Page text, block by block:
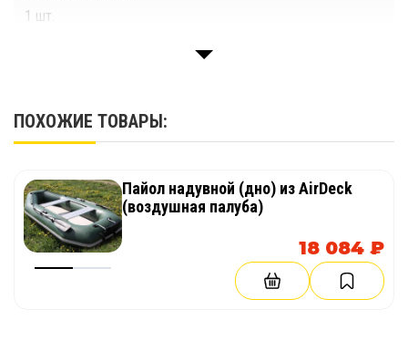
1 шт.
ПОХОЖИЕ ТОВАРЫ:
Пайол надувной (дно) из AirDeck
(воздушная палуба)
18 084 ₽